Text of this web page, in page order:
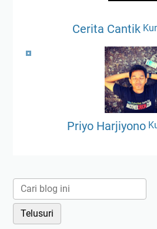
Cerita Cantik
Priyo Harjiyono